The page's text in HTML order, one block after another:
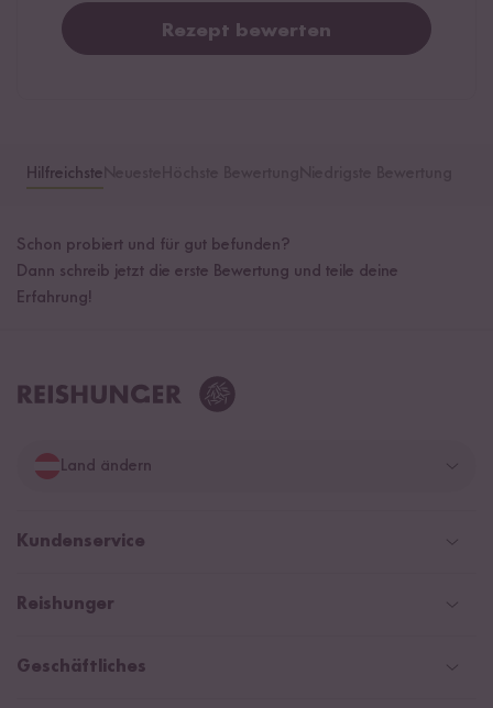
Rezept bewerten
Hilfreichste
Schon probiert und für gut befunden?
Dann schreib jetzt die erste Bewertung und teile deine
Erfahrung!
Land ändern
Deutschland
Niederlande
Kundenservice
Help Center und FAQ
Zahlarten
Reishunger
Newsletter
Geschäftliches